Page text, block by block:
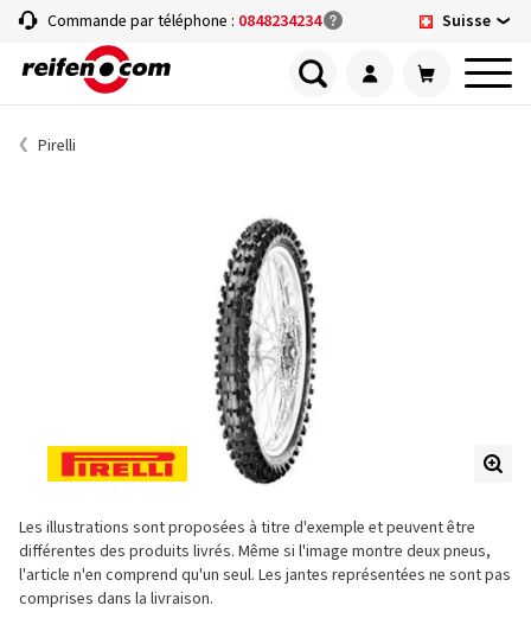
Commande par téléphone : 0848234234 Suisse
Pirelli
Les illustrations sont proposées à titre d'exemple et peuvent être
différentes des produits livrés. Même si l'image montre deux pneus,
l'article n'en comprend qu'un seul. Les jantes représentées ne sont pas
comprises dans la livraison.